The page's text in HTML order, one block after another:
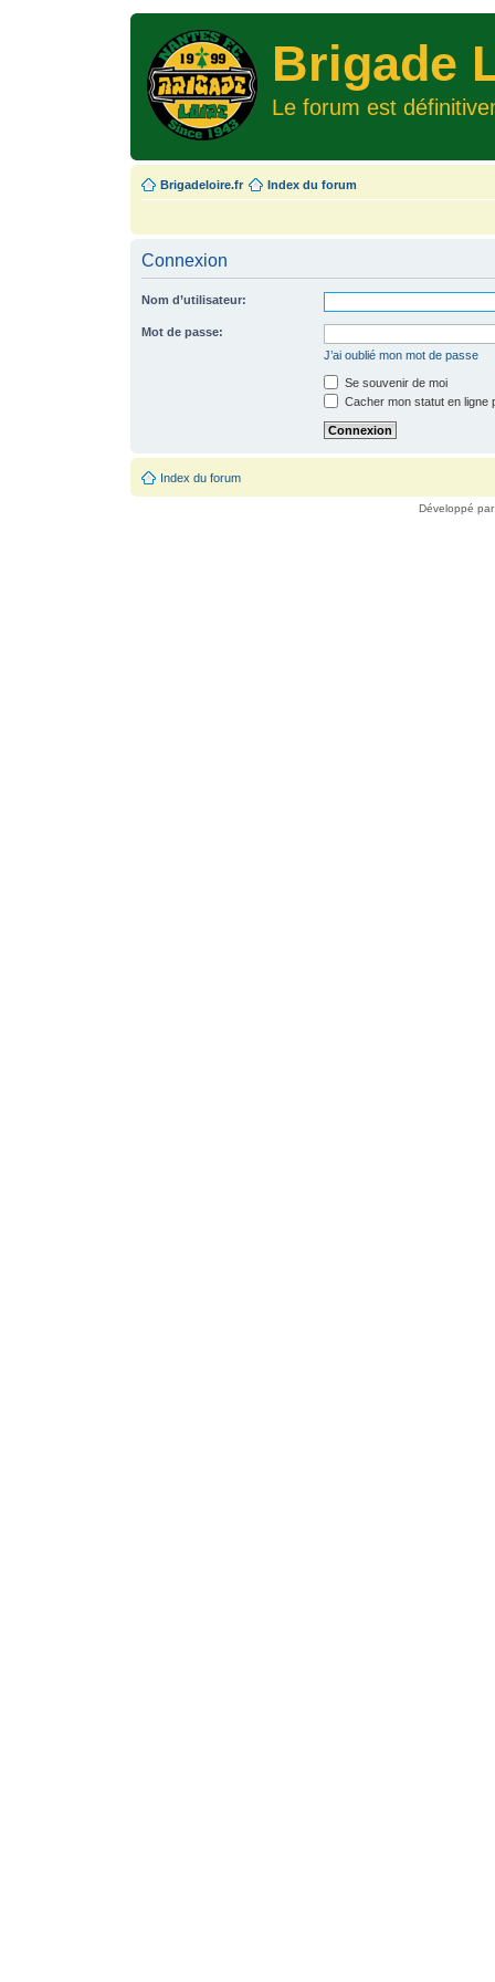
Brigade
Le forum est
Brigadeloire.fr Index du forum
Connexion
Nom d’utilisateur:
Mot de passe:
J’ai oublié mon mot de passe
Se souvenir de moi
Cacher mon statut en ligne
Index du forum
Développé